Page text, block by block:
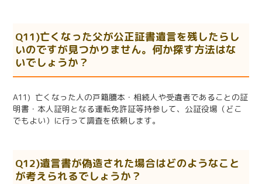
Q11)亡くなった父が公正証書遺言を残したらし
いのですが見つかりません。何か探す方法はな
いでしょうか？
A11) 亡くなった人の戸籍謄本・相続人や受遺者であることの証
明書・本人証明となる運転免許証等持参して、公証役場（どこ
でもよい）に行って調査を依頼します。
Q12)遺言書が偽造された場合はどのようなこと
が考えられるでしょうか？